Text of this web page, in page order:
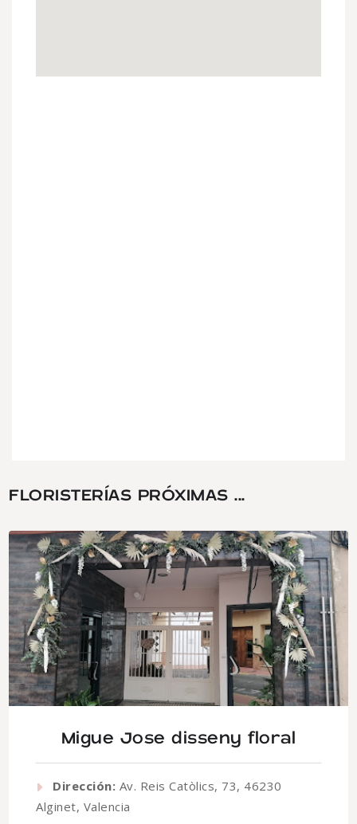
FLORISTERÍAS PRÓXIMAS ...
Migue Jose disseny floral
Dirección: Av. Reis Catòlics, 73, 46230
Alginet, Valencia